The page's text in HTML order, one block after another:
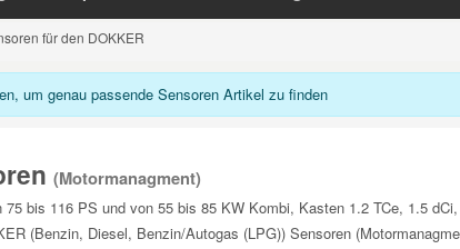
für den DOKKER
um genau passende Sensoren Artikel zu finden
(Motormanagment)
bis 116 PS und von 55 bis 85 KW Kombi, Kasten 1.2 TCe, 1.5
(Benzin, Diesel, Benzin/Autogas (LPG)) Sensoren